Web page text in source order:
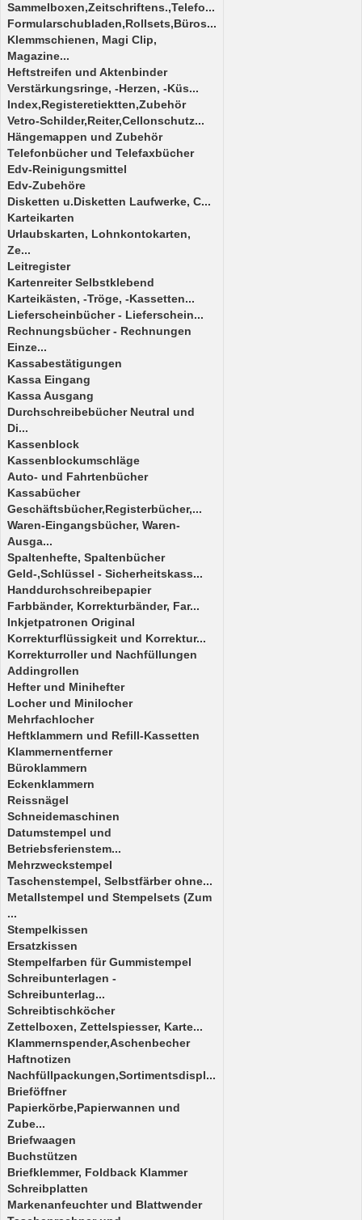
Sammelboxen,Zeitschriftens.,Telefo...
Formularschubladen,Rollsets,Büros...
Klemmschienen, Magi Clip,
Magazine...
Heftstreifen und Aktenbinder
Verstärkungsringe, -Herzen, -Küs...
Index,Registeretiektten,Zubehör
Vetro-Schilder,Reiter,Cellonschutz...
Hängemappen und Zubehör
Telefonbücher und Telefaxbücher
Edv-Reinigungsmittel
Edv-Zubehöre
Disketten u.Disketten Laufwerke, C...
Karteikarten
Urlaubskarten, Lohnkontokarten,
Ze...
Leitregister
Kartenreiter Selbstklebend
Karteikästen, -Tröge, -Kassetten...
Lieferscheinbücher - Lieferschein...
Rechnungsbücher - Rechnungen
Einze...
Kassabestätigungen
Kassa Eingang
Kassa Ausgang
Durchschreibebücher Neutral und
Di...
Kassenblock
Kassenblockumschläge
Auto- und Fahrtenbücher
Kassabücher
Geschäftsbücher,Registerbücher,...
Waren-Eingangsbücher, Waren-
Ausga...
Spaltenhefte, Spaltenbücher
Geld-,Schlüssel - Sicherheitskass...
Handdurchschreibepapier
Farbbänder, Korrekturbänder, Far...
Inkjetpatronen Original
Korrekturflüssigkeit und Korrektur...
Korrekturroller und Nachfüllungen
Addingrollen
Hefter und Minihefter
Locher und Minilocher
Mehrfachlocher
Heftklammern und Refill-Kassetten
Klammernentferner
Büroklammern
Eckenklammern
Reissnägel
Schneidemaschinen
Datumstempel und
Betriebsferienstem...
Mehrzweckstempel
Taschenstempel, Selbstfärber ohne...
Metallstempel und Stempelsets (Zum
...
Stempelkissen
Ersatzkissen
Stempelfarben für Gummistempel
Schreibunterlagen -
Schreibunterlag...
Schreibtischköcher
Zettelboxen, Zettelspiesser, Karte...
Klammernspender,Aschenbecher
Haftnotizen
Nachfüllpackungen,Sortimentsdispl...
Brieföffner
Papierkörbe,Papierwannen und
Zube...
Briefwaagen
Buchstützen
Briefklemmer, Foldback Klammer
Schreibplatten
Markenanfeuchter und Blattwender